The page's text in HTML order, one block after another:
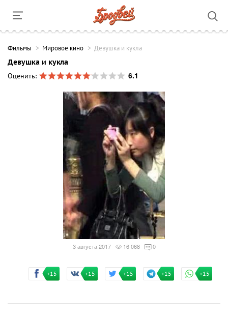
Фильмы Мировое кино Девушка и кукла
Девушка и кукла
Оценить:
6.1
3 августа 2017 16 068 0
+15 +15 +15 +15 +15